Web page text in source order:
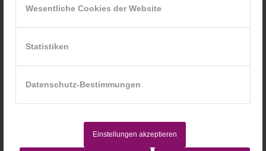
Wesentliche Cookies der Website
Statistiken
Datenschutz-Bestimmungen
Einstellungen akzeptieren